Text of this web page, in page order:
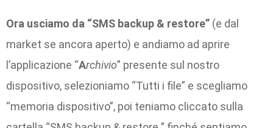
Ora usciamo da “SMS backup & restore” (e dal
market se ancora aperto) e andiamo ad aprire
l’applicazione “Archivio” presente sul nostro
dispositivo, selezioniamo “Tutti i file” e scegliamo
“memoria dispositivo”, poi teniamo cliccato sulla